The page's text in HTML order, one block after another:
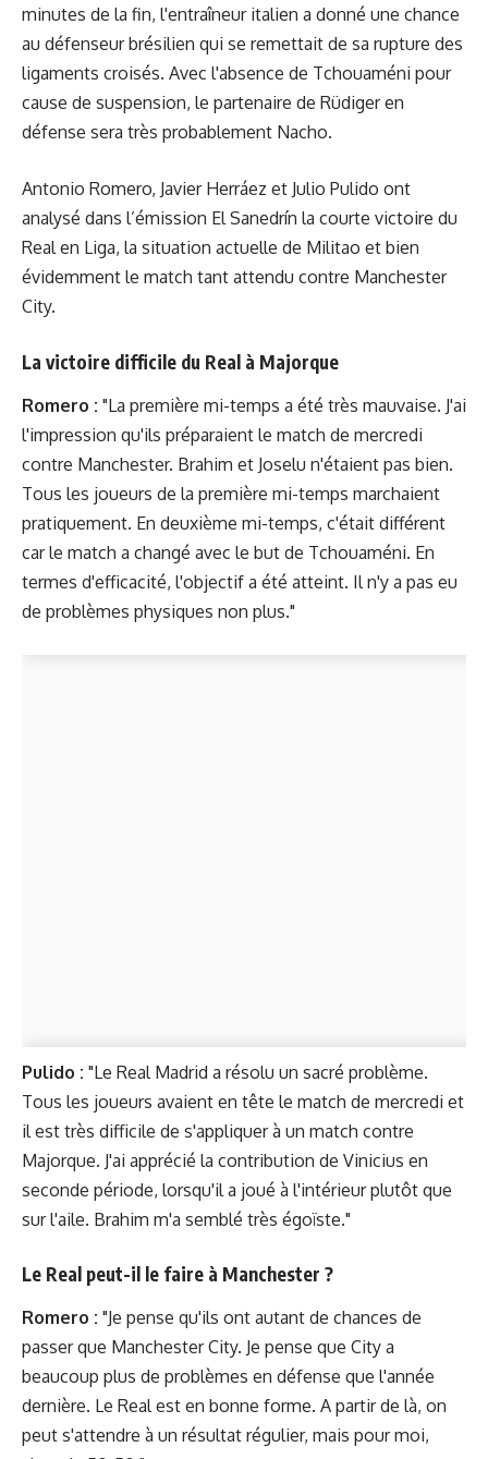
minutes de la fin, l'entraîneur italien a donné une chance
au défenseur brésilien qui se remettait de sa rupture des
ligaments croisés. Avec l'absence de Tchouaméni pour
cause de suspension, le partenaire de Rüdiger en
défense sera très probablement Nacho.
Antonio Romero, Javier Herráez et Julio Pulido ont
analysé dans l’émission El Sanedrín la courte victoire du
Real en Liga, la situation actuelle de Militao et bien
évidemment le match tant attendu contre Manchester
City.
La victoire difficile du Real à Majorque
Romero : "La première mi-temps a été très mauvaise. J'ai
l'impression qu'ils préparaient le match de mercredi
contre Manchester. Brahim et Joselu n'étaient pas bien.
Tous les joueurs de la première mi-temps marchaient
pratiquement. En deuxième mi-temps, c'était différent
car le match a changé avec le but de Tchouaméni. En
termes d'efficacité, l'objectif a été atteint. Il n'y a pas eu
de problèmes physiques non plus."
Pulido : "Le Real Madrid a résolu un sacré problème.
Tous les joueurs avaient en tête le match de mercredi et
il est très difficile de s'appliquer à un match contre
Majorque. J'ai apprécié la contribution de Vinicius en
seconde période, lorsqu'il a joué à l'intérieur plutôt que
sur l'aile. Brahim m'a semblé très égoïste."
Le Real peut-il le faire à Manchester ?
Romero : "Je pense qu'ils ont autant de chances de
passer que Manchester City. Je pense que City a
beaucoup plus de problèmes en défense que l'année
dernière. Le Real est en bonne forme. A partir de là, on
peut s'attendre à un résultat régulier, mais pour moi,